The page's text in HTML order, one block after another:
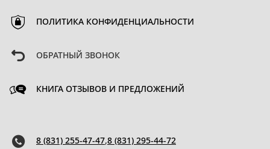
ПОЛИТИКА КОНФИДЕНЦИАЛЬНОСТИ
ОБРАТНЫЙ ЗВОНОК
КНИГА ОТЗЫВОВ И ПРЕДЛОЖЕНИЙ
8 (831) 255-47-47,8 (831) 295-44-72